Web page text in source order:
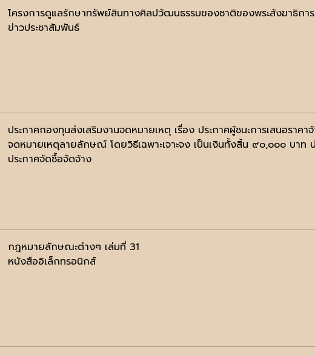
โครงการดูแลรักษาทรัพย์สินทางศิลปวัฒนธรรมของชาติของพระสังฆาธิการ
ข่าวประชาสัมพันธ์
ประกาศกองทุนส่งเสริมงานจดหมายเหตุ เรื่อง ประกาศผู้ชนะการเสนอราค
จดหมายเหตุลายลักษณ์ โดยวิธีเฉพาะเจาะจง เป็นเงินทั้งสิ้น ๙๐,๐๐๐ บ
ประกาศจัดซื้อจัดจ้าง
กฎหมายลักษณะต่างๆ เล่มที่ 31
หนังสืออิเล็กทรอนิกส์